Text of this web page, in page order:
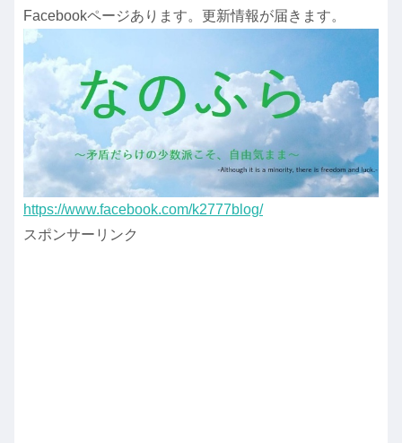
Facebookページあります。更新情報が届きます。
https://www.facebook.com/k2777blog/
スポンサーリンク